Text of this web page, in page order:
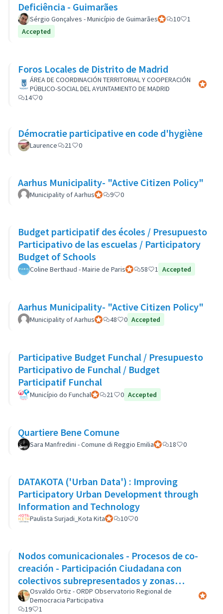
Deficiência - Guimarães
Sérgio Gonçalves - Município de GuimarãesParticipant officiel
10
1
Accepted
Foros Locales de Distrito de Madrid
ÁREA DE COORDINACIÓN TERRITORIAL Y COOPERACIÓN
PÚBLICO-SOCIAL DEL AYUNTAMIENTO DE MADRID
14
0
Démocratie participative en code d'hygiène
Laurence 21 0
Aarhus Municipality- "Active Citizen Policy"
Municipality of AarhusParticipant officiel
9 0
Budget participatif des écoles / Presupuesto
Participativo de las escuelas / Participatory
Budget of Schools
Coline Berthaud - Mairie de ParisParticipant officiel
58 1 Accepted
Aarhus Municipality- "Active Citizen Policy"
Municipality of AarhusParticipant officiel
48 0 Accepted
Participative Budget Funchal / Presupuesto
Participativo de Funchal / Budget
Participatif Funchal
Município do FunchalParticipant officiel
21 0 Accepted
Quartiere Bene Comune
Sara Manfredini - Comune di Reggio EmiliaParticipant officiel
18 0
DATAKOTA ('Urban Data') : Improving
Participatory Urban Development through
Information and Technology
Paulista Surjadi_Kota KitaParticipant officiel
10 0
Nodos comunicacionales - Procesos de co-
creación - Participación Ciudadana con
colectivos subrepresentados y zonas
marginales
Osvaldo Ortiz - ORDP Observatorio Regional de
Democracia Participativa
19
1